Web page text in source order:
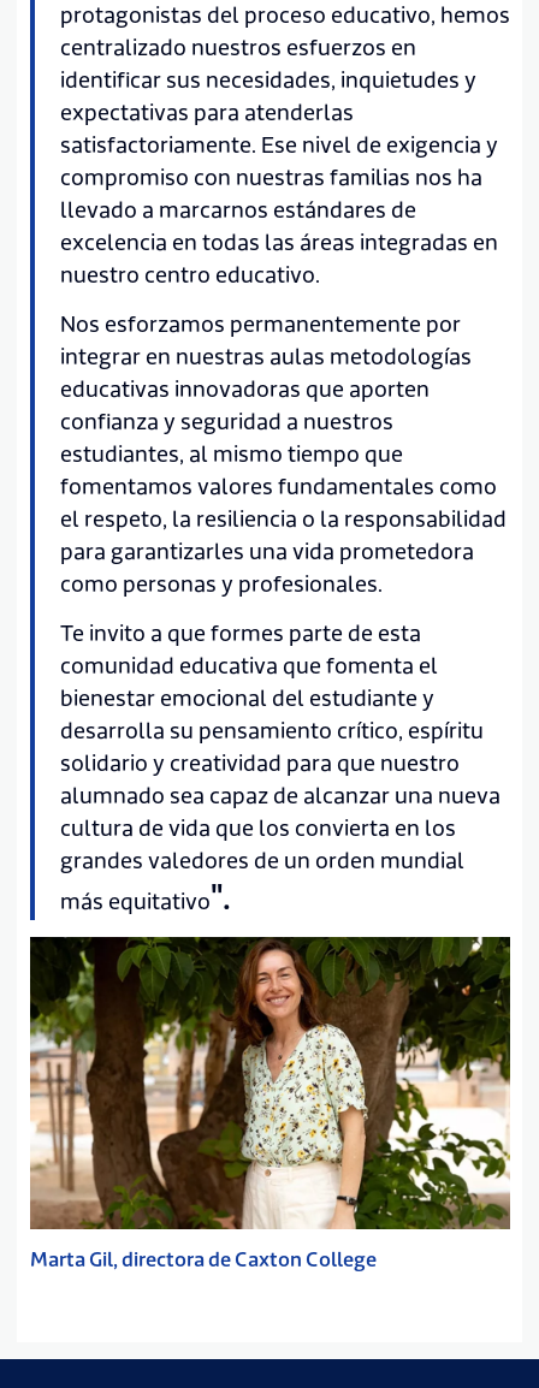
protagonistas del proceso educativo, hemos
centralizado nuestros esfuerzos en
identificar sus necesidades, inquietudes y
expectativas para atenderlas
satisfactoriamente. Ese nivel de exigencia y
compromiso con nuestras familias nos ha
llevado a marcarnos estándares de
excelencia en todas las áreas integradas en
nuestro centro educativo.
Nos esforzamos permanentemente por
integrar en nuestras aulas metodologías
educativas innovadoras que aporten
confianza y seguridad a nuestros
estudiantes, al mismo tiempo que
fomentamos valores fundamentales como
el respeto, la resiliencia o la responsabilidad
para garantizarles una vida prometedora
como personas y profesionales.
Te invito a que formes parte de esta
comunidad educativa que fomenta el
bienestar emocional del estudiante y
desarrolla su pensamiento crítico, espíritu
solidario y creatividad para que nuestro
alumnado sea capaz de alcanzar una nueva
cultura de vida que los convierta en los
grandes valedores de un orden mundial
más equitativo".
Marta Gil, directora de Caxton College